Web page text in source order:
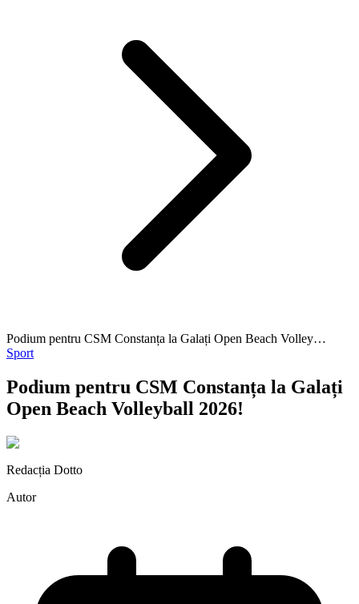
Podium pentru CSM Constanța la Galați Open Beach Volley…
Sport
Podium pentru CSM Constanța la Galați
Open Beach Volleyball 2026!
Redacția Dotto
Autor